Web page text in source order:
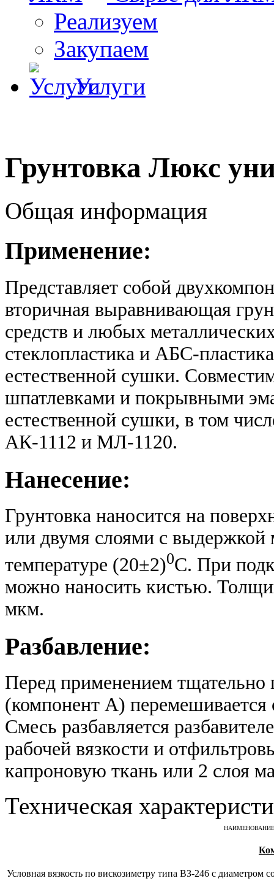
Реализуем
Закупаем
Услуги
Грунтовка Люкс
Общая информация
Применение:
Представляет собой
вторичная выравнивающая
средств и любых
стеклопластика и АБС-
естественной сушки.
шпатлевками и покрывными
естественной сушки, в том
АК-1112 и МЛ-1120.
Нанесение:
Грунтовка наносится на
или двумя слоями с
температуре (20±2)0С. При
можно наносить кистью.
мкм.
Разбавление:
Перед применением
(компонент А) перемешивается
Смесь разбавляется
рабочей вязкости и
капроновую ткань или 2 слоя
Техническая
Условная вязкость по вискозиметру типа ВЗ-246 с диаметром